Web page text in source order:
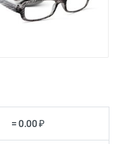
= 0.00 ₽